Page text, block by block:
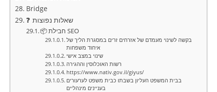
Bridge
❓ שאלות נפוצות
📦 חבילת SEO
בקשה לשינוי מעמדם של אזרחים זרים במסגרת הליך של
איחוד משפחות
שינוי במצב אישי
רשות האוכלוסין וההגירה
https://www.nativ.gov.il/giyus/
בבית המשפט העליון בשבתו כבית משפט לערעורים
בעניינים מינהליים